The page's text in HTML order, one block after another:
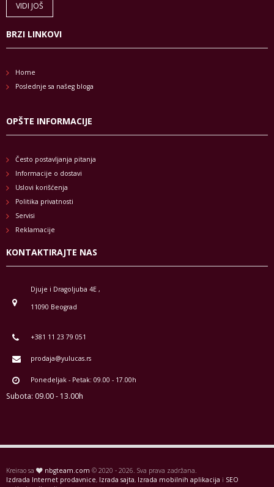
VIDI JOŠ
BRZI LINKOVI
Home
Poslednje sa našeg bloga
OPŠTE INFORMACIJE
Često postavljanja pitanja
Informacije o dostavi
Uslovi korišćenja
Politika privatnosti
Servisi
Reklamacije
KONTAKTIRAJTE NAS
Djuje i Dragoljuba 4E ,
11090 Beograd
+381 11 23 79 051
prodaja@yulucas.rs
Ponedeljak - Petak: 09.00 - 17.00h
Subota: 09.00 - 13.00h
Kreirao sa nbgteam.com © 2020 - 2026. Sva prava zadržana.
Izdrada Internet prodavnice, Izrada sajta, Izrada mobilnih aplikacija i SEO